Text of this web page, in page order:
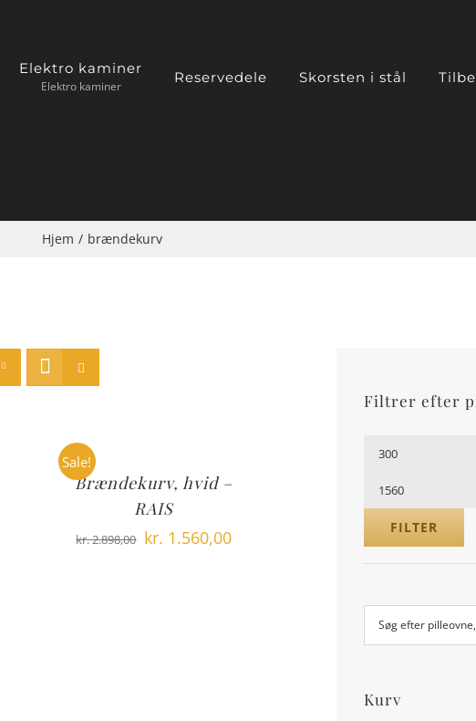
Elektro kaminer
Elektro kaminer
Reservedele Skorsten i stål
Hjem / brændekurv
Sale!
Brændekurv, hvid –
RAIS
kr.2.898,00 Den
kr. 1.560,00Den
Filtrer efter
Mindste
Højeste
pris
FILTER
Kurv